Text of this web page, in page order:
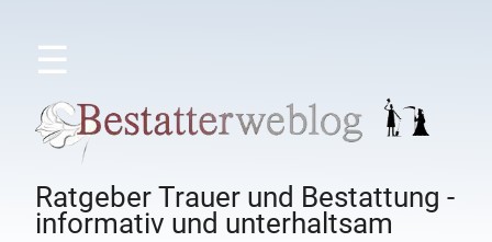
☰
Ratgeber Trauer und Bestattung -
informativ und unterhaltsam